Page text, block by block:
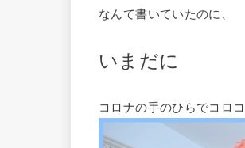
なんて書いていたのに、
いまだに
コロナの手のひらでコロ